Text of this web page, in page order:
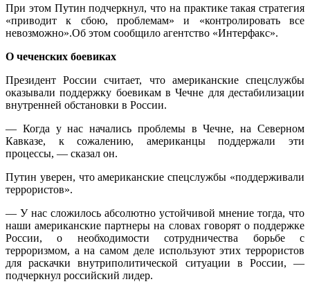
При этом Путин подчеркнул, что на практике такая стратегия
«приводит к сбою, проблемам» и «контролировать все
невозможно».Об этом сообщило агентство «Интерфакс».
О чеченских боевиках
Президент России считает, что американские спецслужбы
оказывали поддержку боевикам в Чечне для дестабилизации
внутренней обстановки в России.
— Когда у нас начались проблемы в Чечне, на Северном
Кавказе, к сожалению, американцы поддержали эти
процессы, — сказал он.
Путин уверен, что американские спецслужбы «поддерживали
террористов».
— У нас сложилось абсолютно устойчивой мнение тогда, что
наши американские партнеры на словах говорят о поддержке
России, о необходимости сотрудничества борьбе с
терроризмом, а на самом деле используют этих террористов
для раскачки внутриполитической ситуации в России, —
подчеркнул российский лидер.